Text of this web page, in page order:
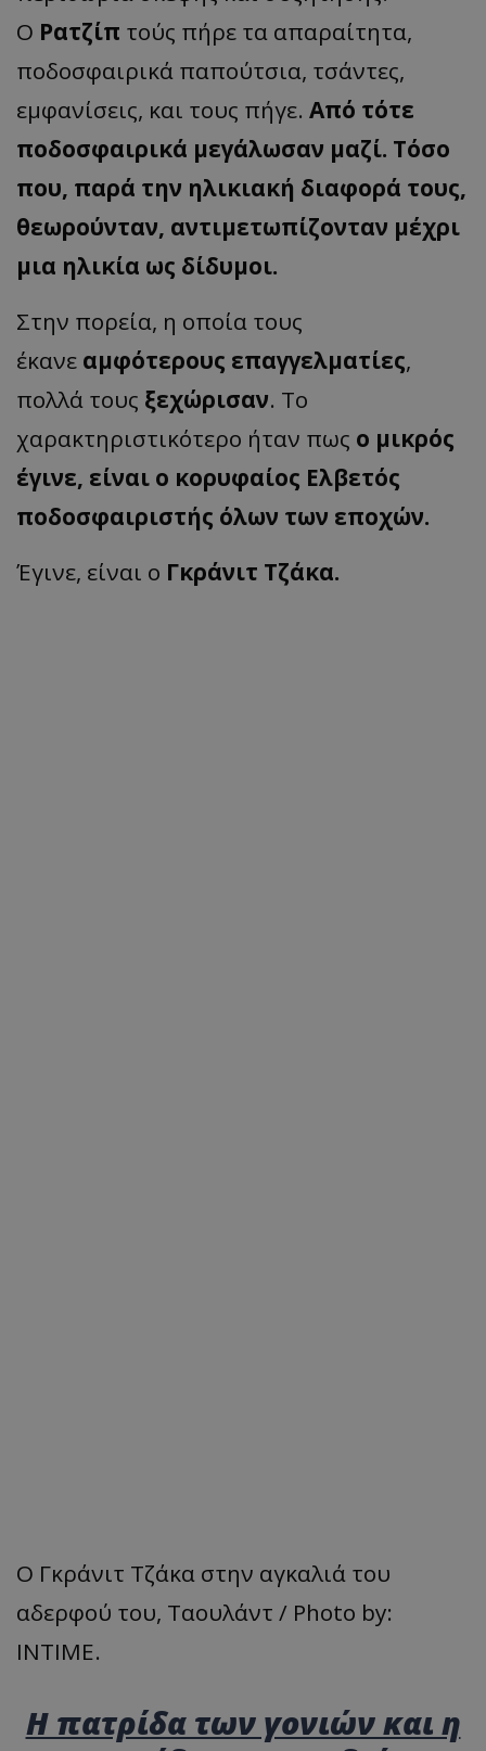
Ο Ρατζίπ τούς πήρε τα απαραίτητα,
ποδοσφαιρικά παπούτσια, τσάντες,
εμφανίσεις, και τους πήγε. Από τότε
ποδοσφαιρικά μεγάλωσαν μαζί. Τόσο
που, παρά την ηλικιακή διαφορά τους,
θεωρούνταν, αντιμετωπίζονταν μέχρι
μια ηλικία ως δίδυμοι.
Στην πορεία, η οποία τους
έκανε αμφότερους επαγγελματίες,
πολλά τους ξεχώρισαν. Το
χαρακτηριστικότερο ήταν πως ο μικρός
έγινε, είναι ο κορυφαίος Ελβετός
ποδοσφαιριστής όλων των εποχών.
Έγινε, είναι ο Γκράνιτ Τζάκα.
Ο Γκράνιτ Τζάκα στην αγκαλιά του
αδερφού του, Ταουλάντ / Photo by:
INTIME.
Η πατρίδα των γονιών και η